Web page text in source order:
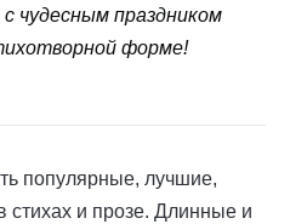
чудесным праздником
форме!
популярные, лучшие,
стихах и прозе. Длинные и